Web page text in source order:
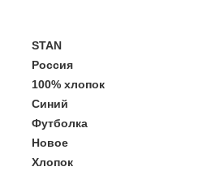
STAN
Россия
100% хлопок
Синий
Футболка
Новое
Хлопок